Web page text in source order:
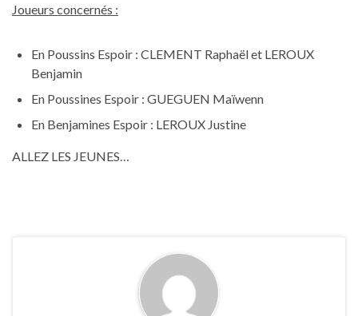
Joueurs concernés :
En Poussins Espoir : CLEMENT Raphaël et LEROUX
Benjamin
En Poussines Espoir : GUEGUEN Maïwenn
En Benjamines Espoir : LEROUX Justine
ALLEZ LES JEUNES…